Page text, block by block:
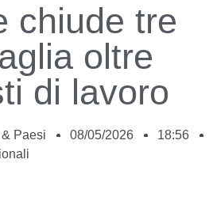
chiude tre
oltre
di lavoro
Paesi 08/05/2026
18:56